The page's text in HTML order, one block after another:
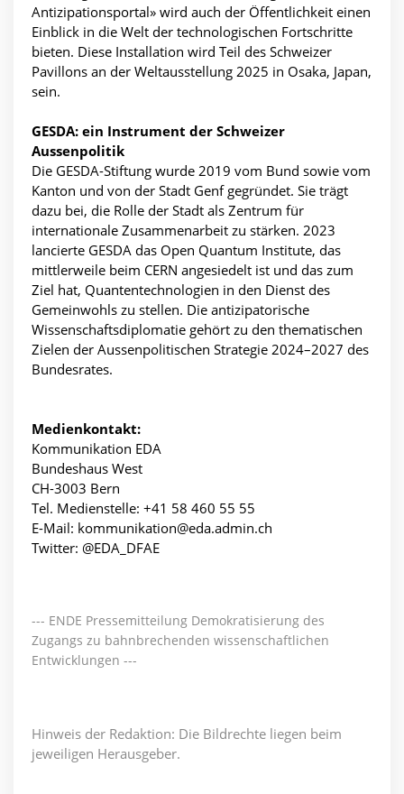
Antizipationsportal» wird auch der Öffentlichkeit einen
Einblick in die Welt der technologischen Fortschritte
bieten. Diese Installation wird Teil des Schweizer
Pavillons an der Weltausstellung 2025 in Osaka, Japan,
sein.
GESDA: ein Instrument der Schweizer
Aussenpolitik
Die GESDA-Stiftung wurde 2019 vom Bund sowie vom
Kanton und von der Stadt Genf gegründet. Sie trägt
dazu bei, die Rolle der Stadt als Zentrum für
internationale Zusammenarbeit zu stärken. 2023
lancierte GESDA das Open Quantum Institute, das
mittlerweile beim CERN angesiedelt ist und das zum
Ziel hat, Quantentechnologien in den Dienst des
Gemeinwohls zu stellen. Die antizipatorische
Wissenschaftsdiplomatie gehört zu den thematischen
Zielen der Aussenpolitischen Strategie 2024–2027 des
Bundesrates.
Medienkontakt:
Kommunikation EDA
Bundeshaus West
CH-3003 Bern
Tel. Medienstelle: +41 58 460 55 55
E-Mail: kommunikation@eda.admin.ch
Twitter: @EDA_DFAE
--- ENDE Pressemitteilung Demokratisierung des
Zugangs zu bahnbrechenden wissenschaftlichen
Entwicklungen ---
Hinweis der Redaktion: Die Bildrechte liegen beim
jeweiligen Herausgeber.